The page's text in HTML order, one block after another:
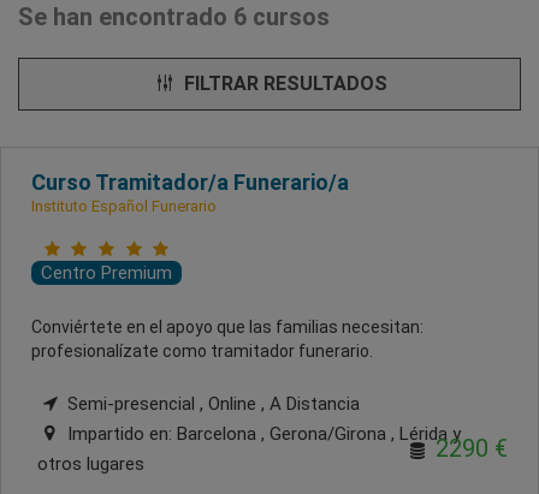
Se han encontrado 6 cursos
FILTRAR RESULTADOS
Curso Tramitador/a Funerario/a
Instituto Español Funerario
Centro Premium
Conviértete en el apoyo que las familias necesitan:
profesionalízate como tramitador funerario.
Semi-presencial , Online , A Distancia
Impartido en: Barcelona , Gerona/Girona , Lérida y
otros lugares
2290 €